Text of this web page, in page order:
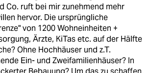
Co. ruft bei mir zunehmend mehr
hervor. Die ursprüngliche
von 1200 Wohneinheiten +
Ärzte, KiTas etc. auf der Hälfte
Ohne Hochhäuser und z.T.
Ein- und Zweifamilienhäuser? In